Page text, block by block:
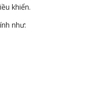
khiển.
như: